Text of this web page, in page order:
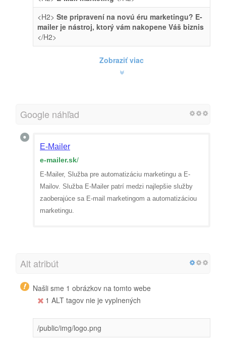
<H2> Ste pripravení na novú éru marketingu? E-
mailer je nástroj, ktorý vám nakopene Váš biznis
</H2>
Zobraziť viac
Google náhľad
E-Mailer
e-mailer.sk/
E-Mailer, Služba pre automatizáciu marketingu a E-
Mailov. Služba E-Mailer patrí medzi najlepšie služby
zaoberajúce sa E-mail marketingom a automatizáciou
marketingu.
Alt atribút
Našli sme 1 obrázkov na tomto webe
1 ALT tagov nie je vyplnených
/public/img/logo.png